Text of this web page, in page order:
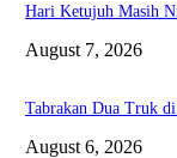
Hari Ketujuh Masih
August 7, 2026
Tabrakan Dua Truk
August 6, 2026